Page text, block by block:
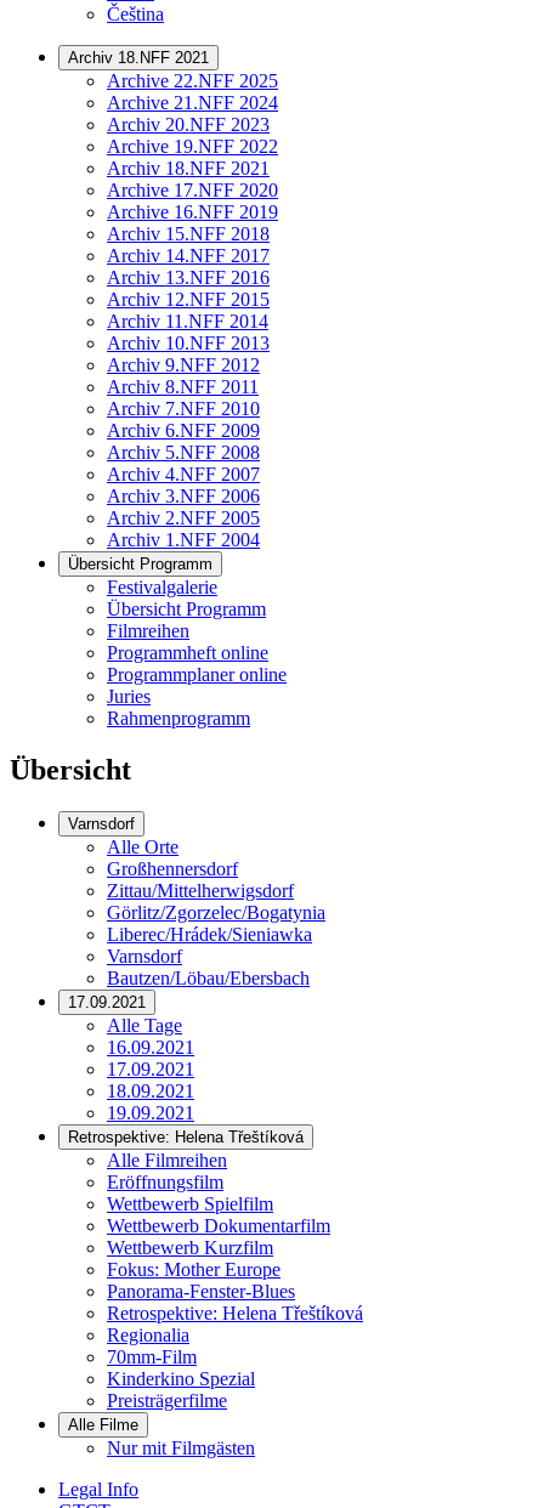
Čeština
Archiv 18.NFF 2021
Archive 22.NFF 2025
Archive 21.NFF 2024
Archiv 20.NFF 2023
Archive 19.NFF 2022
Archiv 18.NFF 2021
Archive 17.NFF 2020
Archive 16.NFF 2019
Archiv 15.NFF 2018
Archiv 14.NFF 2017
Archiv 13.NFF 2016
Archiv 12.NFF 2015
Archiv 11.NFF 2014
Archiv 10.NFF 2013
Archiv 9.NFF 2012
Archiv 8.NFF 2011
Archiv 7.NFF 2010
Archiv 6.NFF 2009
Archiv 5.NFF 2008
Archiv 4.NFF 2007
Archiv 3.NFF 2006
Archiv 2.NFF 2005
Archiv 1.NFF 2004
Übersicht Programm
Festivalgalerie
Übersicht Programm
Filmreihen
Programmheft online
Programmplaner online
Juries
Rahmenprogramm
Übersicht
Varnsdorf
Alle Orte
Großhennersdorf
Zittau/Mittelherwigsdorf
Görlitz/Zgorzelec/Bogatynia
Liberec/Hrádek/Sieniawka
Varnsdorf
Bautzen/Löbau/Ebersbach
17.09.2021
Alle Tage
16.09.2021
17.09.2021
18.09.2021
19.09.2021
Retrospektive: Helena Třeštíková
Alle Filmreihen
Eröffnungsfilm
Wettbewerb Spielfilm
Wettbewerb Dokumentarfilm
Wettbewerb Kurzfilm
Fokus: Mother Europe
Panorama-Fenster-Blues
Retrospektive: Helena Třeštíková
Regionalia
70mm-Film
Kinderkino Spezial
Preisträgerfilme
Alle Filme
Nur mit Filmgästen
Legal Info